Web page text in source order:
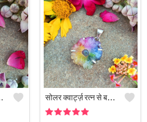
ब्यूटी पेंडेंट सोलर क्वार्ट्ज़ रत्न से बना 925 स्टर्लिंग सिल्वर प्लेटेड फैशन पेंडेंट